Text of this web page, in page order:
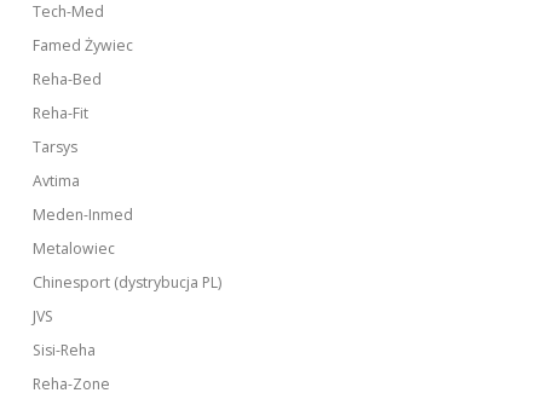
Tech-Med
Famed Żywiec
Reha-Bed
Reha-Fit
Tarsys
Avtima
Meden-Inmed
Metalowiec
Chinesport (dystrybucja PL)
JVS
Sisi-Reha
Reha-Zone